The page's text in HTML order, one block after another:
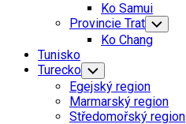
Ko Samui
Provincie Trat Toggle
Child
Menu
Ko Chang
Tunisko
Turecko Toggle
Child
Menu
Egejský region
Marmarský region
Středomořský region